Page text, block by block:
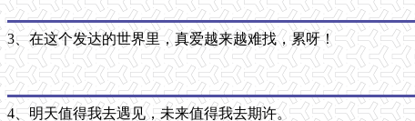
3、在这个发达的世界里，真爱越来越难找，累呀！
4、明天值得我去遇见，未来值得我去期许。